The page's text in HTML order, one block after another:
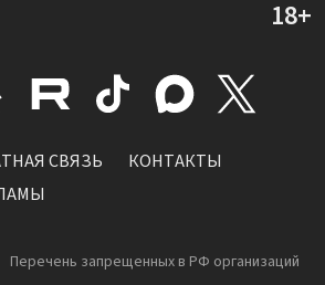
СВЯЗЬ
КОНТАКТЫ
Перечень запрещенных в РФ организаций